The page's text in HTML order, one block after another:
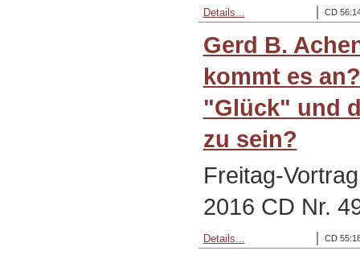
CD
Details...
Gerd B.
kommt es
"Glück" und
zu sein?
Freitag-
2016 CD Nr.
CD
Details...